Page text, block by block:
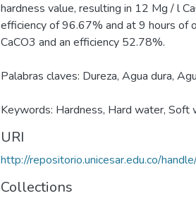
hardness value, resulting in 12 Mg / l
efficiency of 96.67% and at 9 hours of
CaCO3 and an efficiency 52.78%.
Palabras claves: Dureza, Agua dura,
Keywords: Hardness, Hard water, Soft
URI
http://repositorio.unicesar.edu.co/
Collections